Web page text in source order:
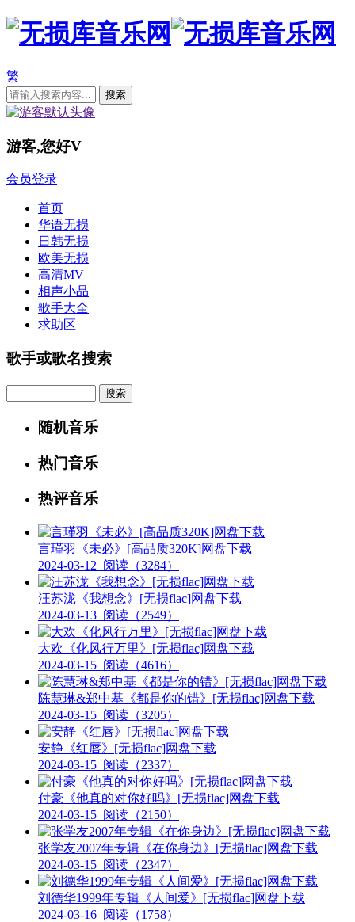
繁
游客,您好V
会员登录
首页
华语无损
日韩无损
欧美无损
高清MV
相声小品
歌手大全
求助区
歌手或歌名搜索
随机音乐
热门音乐
热评音乐
言瑾羽《未必》[高品质320K]网盘下载
2024-03-12 阅读（3284）
汪苏泷《我想念》[无损flac]网盘下载
2024-03-13 阅读（2549）
大欢《化风行万里》[无损flac]网盘下载
2024-03-15 阅读（4616）
陈慧琳&郑中基《都是你的错》[无损flac]网盘下载
2024-03-15 阅读（3205）
安静《红唇》[无损flac]网盘下载
2024-03-15 阅读（2337）
付豪《他真的对你好吗》[无损flac]网盘下载
2024-03-15 阅读（2150）
张学友2007年专辑《在你身边》[无损flac]网盘下载
2024-03-15 阅读（2347）
刘德华1999年专辑《人间爱》[无损flac]网盘下载
2024-03-16 阅读（1758）